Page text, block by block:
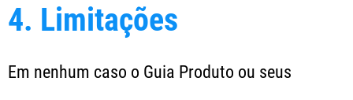
4. Limitações
Em nenhum caso o Guia Produto ou seus